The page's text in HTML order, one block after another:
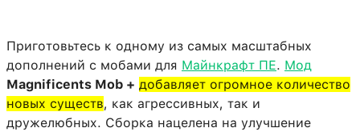
Приготовьтесь к одному из самых масштабных
дополнений с мобами для Майнкрафт ПЕ. Мод
Magnificents Mob + добавляет огромное количество
новых существ, как агрессивных, так и
дружелюбных. Сборка нацелена на улучшение